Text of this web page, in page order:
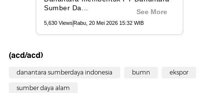
(acd/acd)
danantara sumberdaya indonesia bumn ekspor
sumber daya alam